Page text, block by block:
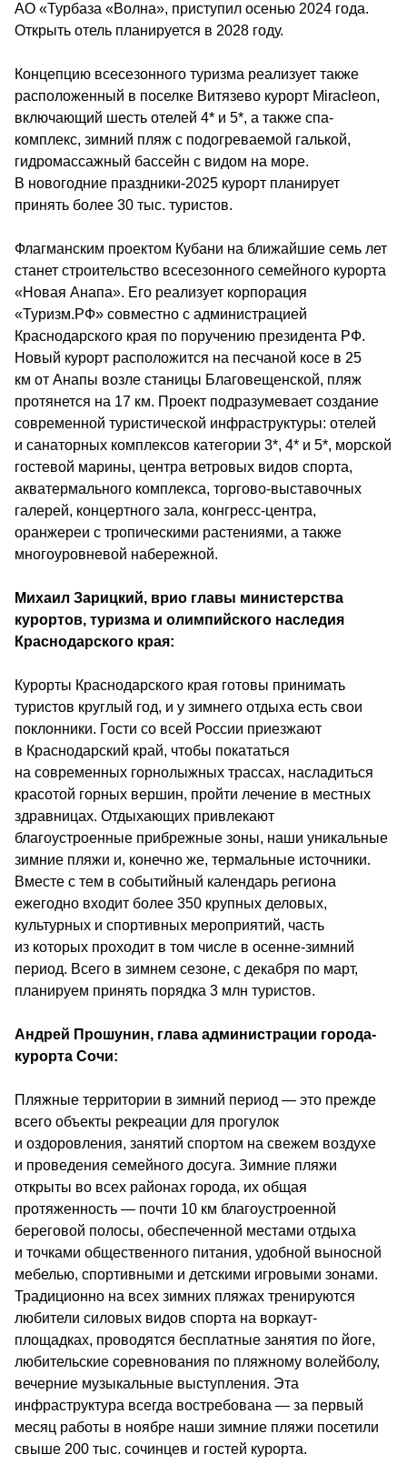
АО «Турбаза «Волна», приступил осенью 2024 года.
Открыть отель планируется в 2028 году.
Концепцию всесезонного туризма реализует также
расположенный в поселке Витязево курорт Miracleon,
включающий шесть отелей 4* и 5*, а также спа-
комплекс, зимний пляж с подогреваемой галькой,
гидромассажный бассейн с видом на море.
В новогодние праздники-2025 курорт планирует
принять более 30 тыс. туристов.
Флагманским проектом Кубани на ближайшие семь лет
станет строительство всесезонного семейного курорта
«Новая Анапа». Его реализует корпорация
«Туризм.РФ» совместно с администрацией
Краснодарского края по поручению президента РФ.
Новый курорт расположится на песчаной косе в 25
км от Анапы возле станицы Благовещенской, пляж
протянется на 17 км. Проект подразумевает создание
современной туристической инфраструктуры: отелей
и санаторных комплексов категории 3*, 4* и 5*, морской
гостевой марины, центра ветровых видов спорта,
акватермального комплекса, торгово-выставочных
галерей, концертного зала, конгресс-центра,
оранжереи с тропическими растениями, а также
многоуровневой набережной.
Михаил Зарицкий, врио главы министерства
курортов, туризма и олимпийского наследия
Краснодарского края:
Курорты Краснодарского края готовы принимать
туристов круглый год, и у зимнего отдыха есть свои
поклонники. Гости со всей России приезжают
в Краснодарский край, чтобы покататься
на современных горнолыжных трассах, насладиться
красотой горных вершин, пройти лечение в местных
здравницах. Отдыхающих привлекают
благоустроенные прибрежные зоны, наши уникальные
зимние пляжи и, конечно же, термальные источники.
Вместе с тем в событийный календарь региона
ежегодно входит более 350 крупных деловых,
культурных и спортивных мероприятий, часть
из которых проходит в том числе в осенне-зимний
период. Всего в зимнем сезоне, с декабря по март,
планируем принять порядка 3 млн туристов.
Андрей Прошунин, глава администрации города-
курорта Сочи:
Пляжные территории в зимний период — это прежде
всего объекты рекреации для прогулок
и оздоровления, занятий спортом на свежем воздухе
и проведения семейного досуга. Зимние пляжи
открыты во всех районах города, их общая
протяженность — почти 10 км благоустроенной
береговой полосы, обеспеченной местами отдыха
и точками общественного питания, удобной выносной
мебелью, спортивными и детскими игровыми зонами.
Традиционно на всех зимних пляжах тренируются
любители силовых видов спорта на воркаут-
площадках, проводятся бесплатные занятия по йоге,
любительские соревнования по пляжному волейболу,
вечерние музыкальные выступления. Эта
инфраструктура всегда востребована — за первый
месяц работы в ноябре наши зимние пляжи посетили
свыше 200 тыс. сочинцев и гостей курорта.